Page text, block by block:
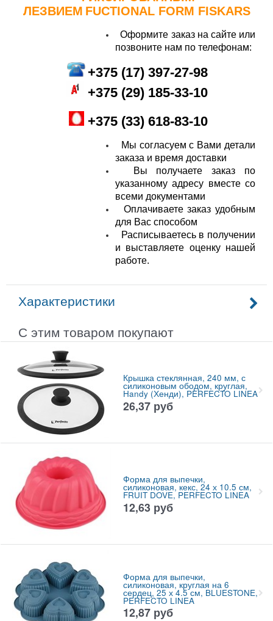
ЛЕЗВИЕМ FUCTIONAL FORM FISKARS
Оформите заказ на сайте или
позвоните нам по телефонам:
+375 (17) 397-27-98
+375 (29) 185-33-10
+375 (33) 618-83-10
Мы согласуем с Вами детали
заказа и время доставки
Вы получаете заказ по
указанному адресу вместе со
всеми документами
Оплачиваете заказ удобным
для Вас способом
Расписываетесь в получении
и выставляете оценку нашей
работе.
Характеристики
С этим товаром покупают
Крышка стеклянная, 240 мм, с
силиконовым ободом, круглая,
Handy (Хенди), PERFECTO LINEA
26,37 руб
Форма для выпечки,
силиконовая, кекс, 24 х 10.5 см,
FRUIT DOVE, PERFECTO LINEA
12,63 руб
Форма для выпечки,
силиконовая, круглая на 6
сердец, 25 х 4.5 см, BLUESTONE,
PERFECTO LINEA
12,87 руб